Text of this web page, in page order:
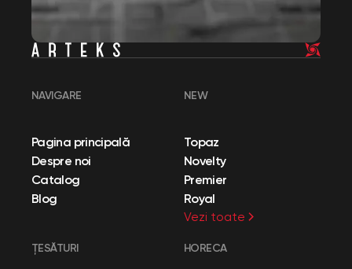
NAVIGARE
Pagina principală
Despre noi
Catalog
Blog
NEW
Topaz
Novelty
Premier
Royal
Vezi toate
ȚESĂTURI HORECA